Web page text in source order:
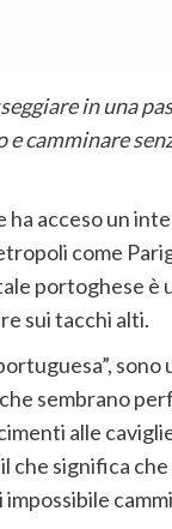
in una
camminare
acceso un
come
portoghese è
sui tacchi alti.
sono
sembrano
alle
il che significa